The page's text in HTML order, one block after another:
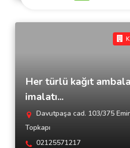
Her türlü kağıt
imalatı...
Davutpaşa cad. 103/375
Topkapı
02125571217